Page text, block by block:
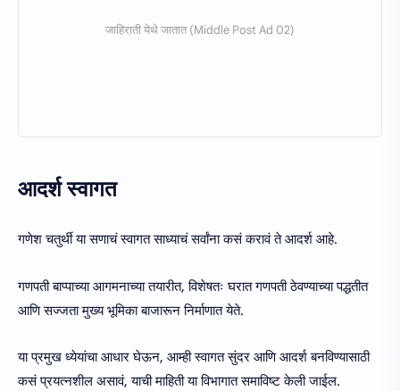
आदर्श स्वागत
गणेश चतुर्थी या सणाचं स्वागत साध्याचं सर्वांना कसं करावं ते आदर्श आहे.
गणपती बाप्पाच्या आगमनाच्या तयारीत, विशेषतः घरात गणपती ठेवण्याच्या पद्धतीत
आणि सज्जता मुख्य भूमिका बाजारून निर्माणात येते.
या प्रमुख ध्येयांचा आधार घेऊन, आम्ही स्वागत सुंदर आणि आदर्श बनविण्यासाठी
कसं प्रयत्नशील असावं, याची माहिती या विभागात समाविष्ट केली जाईल.